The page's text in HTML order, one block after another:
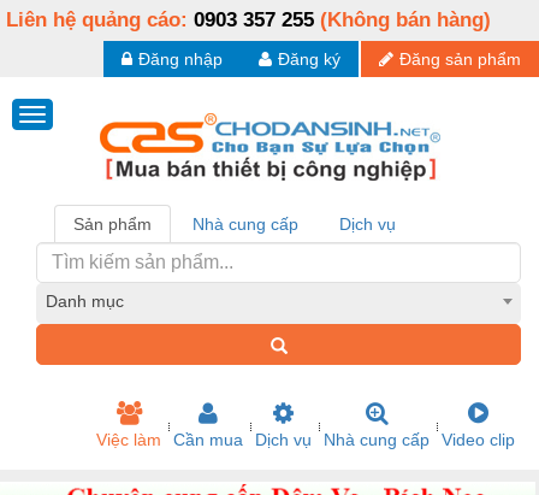
Liên hệ quảng cáo: 0903 357 255 (Không bán hàng)
Đăng sản phẩm
Đăng ký
Đăng nhập
Sản phẩm Nhà cung cấp Dịch vụ
Danh mục
Việc làm Cần mua Dịch vụ Nhà cung cấp Video clip